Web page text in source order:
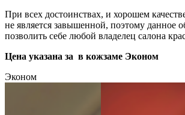
При всех достоинствах, и хорошем
не является завышенной, поэтому данное
позволить себе любой владелец салона
Цена указана за в кожзаме Эконом
Эконом